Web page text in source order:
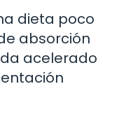
dieta poco
absorción
acelerado